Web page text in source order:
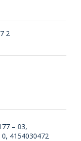
2
– 03,
4154030472